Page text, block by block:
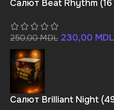
Салют Beat Rhythm (16
250,00MDL 230,00 MDL
Салют Brilliant Night